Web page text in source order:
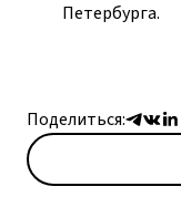
Петербурга.
Поделиться: